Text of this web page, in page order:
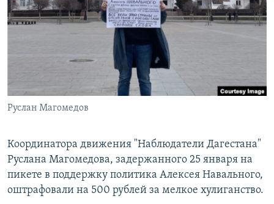
ПОДПИШИТЕСЬ НА РАССЫЛКУ
Руслан Магомедов
Координатора движения "Наблюдатели Дагестана"
Руслана Магомедова, задержанного 25 января на
пикете в поддержку политика Алексея Навального,
оштрафовали на 500 рублей за мелкое хулиганство.